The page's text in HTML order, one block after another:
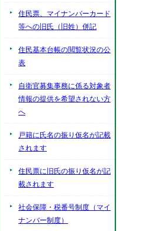
住民票、マイナンバーカード
等への旧氏（旧姓）併記
住民基本台帳の閲覧状況の公
表
自衛官募集事務に係る対象者
情報の提供を希望されない方
へ
戸籍に氏名の振り仮名が記載
されます
住民票に旧氏の振り仮名が記
載されます
社会保障・税番号制度（マイ
ナンバー制度）